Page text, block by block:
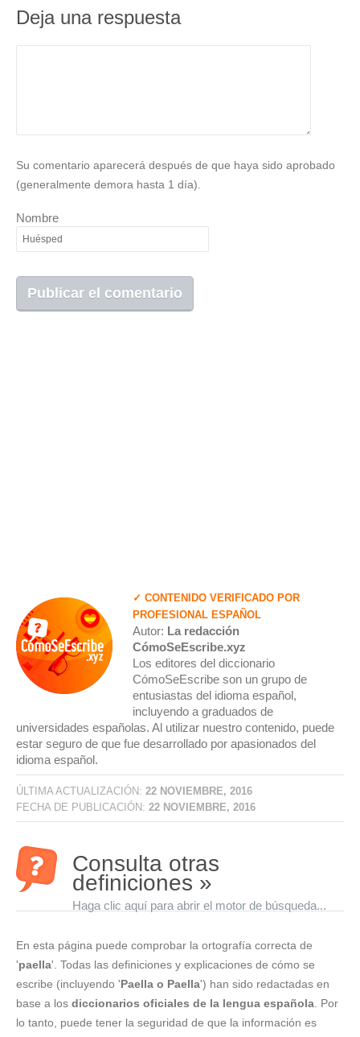
Deja una respuesta
Su comentario aparecerá después de que haya sido aprobado
(generalmente demora hasta 1 día).
Nombre
✓ CONTENIDO VERIFICADO POR
PROFESIONAL ESPAÑOL
Autor: La redacción
CómoSeEscribe.xyz
Los editores del diccionario
CómoSeEscribe son un grupo de
entusiastas del idioma español,
incluyendo a graduados de
universidades españolas. Al utilizar nuestro contenido, puede
estar seguro de que fue desarrollado por apasionados del
idioma español.
ÚLTIMA ACTUALIZACIÓN: 22 NOVIEMBRE, 2016
FECHA DE PUBLICACIÓN: 22 NOVIEMBRE, 2016
Consulta otras
definiciones »
Haga clic aquí para abrir el motor de búsqueda...
En esta página puede comprobar la ortografía correcta de
'paella'. Todas las definiciones y explicaciones de cómo se
escribe (incluyendo 'Paella o Paella') han sido redactadas en
base a los diccionarios oficiales de la lengua española . Por
lo tanto, puede tener la seguridad de que la información es